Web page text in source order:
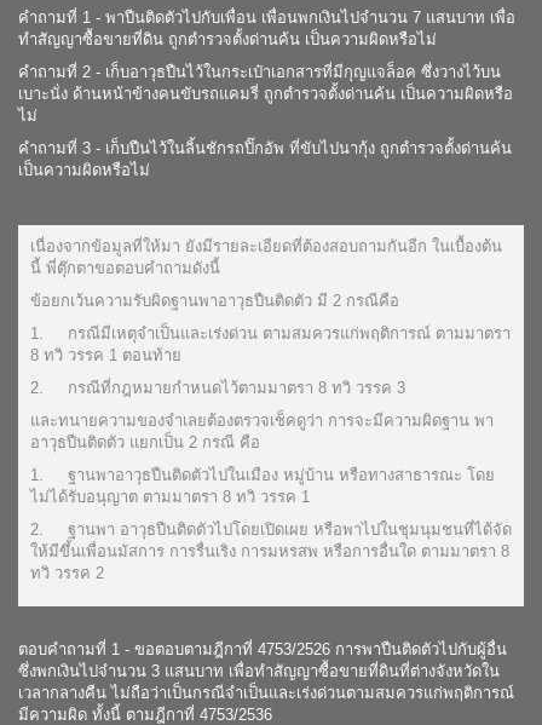
คำถามที่ 1 - พาปืนติดตัวไปกับเพื่อน เพื่อนพกเงินไปจำนวน 7 แสนบาท เพื่อ
ทำสัญญาซื้อขายที่ดิน ถูกตำรวจตั้งด่านค้น เป็นความผิดหรือไม่
คำถามที่ 2 - เก็บอาวุธปืนไว้ในกระเป๋าเอกสารที่มีกุญแจล็อค ซึ่งวางไว้บน
เบาะนั่ง ด้านหน้าข้างคนขับรถแคมรี่ ถูกตำรวจตั้งด่านค้น เป็นความผิดหรือ
ไม่
คำถามที่ 3 - เก็บปืนไว้ในลิ้นชักรถปิ๊กอัพ ที่ขับไปนากุ้ง ถูกตำรวจตั้งด่านค้น
เป็นความผิดหรือไม่
เนื่องจากข้อมูลที่ให้มา ยังมีรายละเอียดที่ต้องสอบถามกันอีก ในเบื้องต้น
นี้ พี่ตุ๊กตาขอตอบคำถามดังนี้
ข้อยกเว้นความรับผิดฐานพาอาวุธปืนติดตัว มี 2 กรณีคือ
1. กรณีมีเหตุจำเป็นและเร่งด่วน ตามสมควรแก่พฤติการณ์ ตามมาตรา
8 ทวิ วรรค 1 ตอนท้าย
2. กรณีที่กฎหมายกำหนดไว้ตามมาตรา 8 ทวิ วรรค 3
และทนายความของจำเลยต้องตรวจเช็คดูว่า การจะมีความผิดฐาน พา
อาวุธปืนติดตัว แยกเป็น 2 กรณี คือ
1. ฐานพาอาวุธปืนติดตัวไปในเมือง หมู่บ้าน หรือทางสาธารณะ โดย
ไม่ได้รับอนุญาต ตามมาตรา 8 ทวิ วรรค 1
2. ฐานพา อาวุธปืนติดตัวไปโดยเปิดเผย หรือพาไปในชุมนุมชนที่ได้จัด
ให้มีขึ้นเพื่อนมัสการ การรื่นเริง การมหรสพ หรือการอื่นใด ตามมาตรา 8
ทวิ วรรค 2
ตอบคำถามที่ 1 - ขอตอบตามฎีกาที่ 4753/2526 การพาปืนติดตัวไปกับผู้อื่น
ซึ่งพกเงินไปจำนวน 3 แสนบาท เพื่อทำสัญญาซื้อขายที่ดินที่ต่างจังหวัดใน
เวลากลางคืน ไม่ถือว่าเป็นกรณีจำเป็นและเร่งด่วนตามสมควรแก่พฤติการณ์
มีความผิด ทั้งนี้ ตามฎีกาที่ 4753/2536